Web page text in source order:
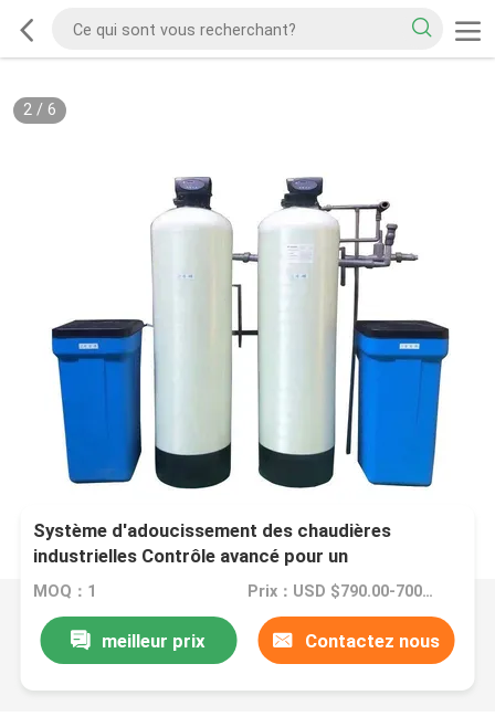
3/ 6
Système d'adoucissement des chaudières
industrielles Contrôle avancé pour un
approvisionnement en eau stable
MOQ：1 Prix：USD $790.00-7000.00
meilleur prix Contactez nous